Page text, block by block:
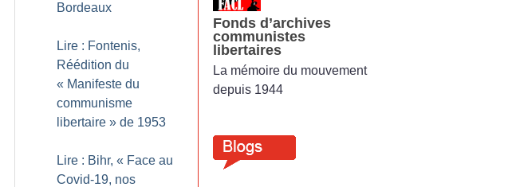
Bordeaux
Lire : Fontenis,
Réédition du
« Manifeste du
communisme
libertaire » de 1953
Lire : Bihr, « Face au
Covid-19, nos
Fonds d’archives
communistes
libertaires
La mémoire du mouvement
depuis 1944